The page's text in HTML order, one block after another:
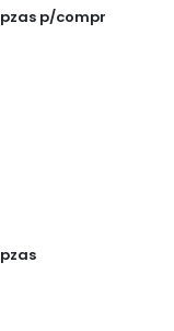
p/compr